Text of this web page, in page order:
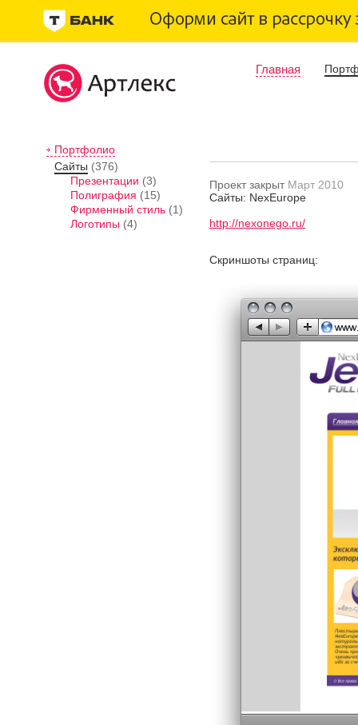
Главная
Портфолио
Сайты (376)
Презентации (3)
Полиграфия (15)
Фирменный стиль (1)
Логотипы (4)
Проект закрыт Март 2010
Сайты: NexEurope
http://nexonego.ru/
Скриншоты страниц: